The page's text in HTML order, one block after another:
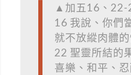
▲加五16、22-
16 我說、你們
就不放縱肉體的
22 聖靈所結的
喜樂、和平、